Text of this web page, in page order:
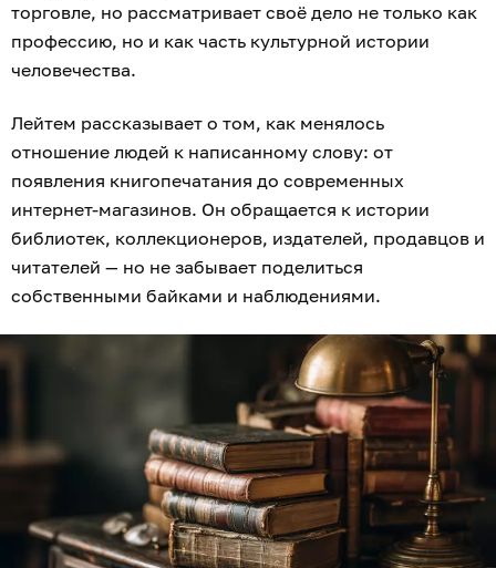
торговле, но рассматривает своё дело не только как
профессию, но и как часть культурной истории
человечества.
Лейтем рассказывает о том, как менялось
отношение людей к написанному слову: от
появления книгопечатания до современных
интернет-магазинов. Он обращается к истории
библиотек, коллекционеров, издателей, продавцов и
читателей — но не забывает поделиться
собственными байками и наблюдениями.